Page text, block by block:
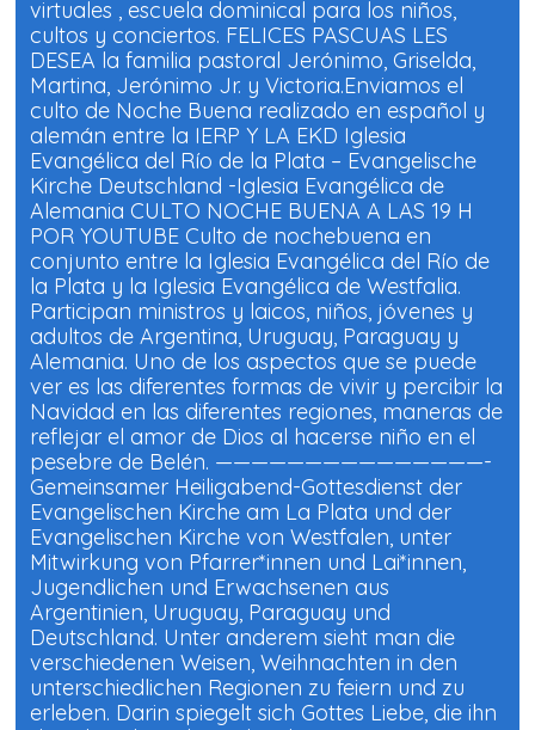
virtuales , escuela dominical para los niños,
cultos y conciertos. FELICES PASCUAS LES
DESEA la familia pastoral Jerónimo, Griselda,
Martina, Jerónimo Jr. y Victoria.Enviamos el
culto de Noche Buena realizado en español y
alemán entre la IERP Y LA EKD Iglesia
Evangélica del Río de la Plata – Evangelische
Kirche Deutschland -Iglesia Evangélica de
Alemania CULTO NOCHE BUENA A LAS 19 H
POR YOUTUBE Culto de nochebuena en
conjunto entre la Iglesia Evangélica del Río de
la Plata y la Iglesia Evangélica de Westfalia.
Participan ministros y laicos, niños, jóvenes y
adultos de Argentina, Uruguay, Paraguay y
Alemania. Uno de los aspectos que se puede
ver es las diferentes formas de vivir y percibir la
Navidad en las diferentes regiones, maneras de
reflejar el amor de Dios al hacerse niño en el
pesebre de Belén. ———————————————-
Gemeinsamer Heiligabend-Gottesdienst der
Evangelischen Kirche am La Plata und der
Evangelischen Kirche von Westfalen, unter
Mitwirkung von Pfarrer*innen und Lai*innen,
Jugendlichen und Erwachsenen aus
Argentinien, Uruguay, Paraguay und
Deutschland. Unter anderem sieht man die
verschiedenen Weisen, Weihnachten in den
unterschiedlichen Regionen zu feiern und zu
erleben. Darin spiegelt sich Gottes Liebe, die ihn